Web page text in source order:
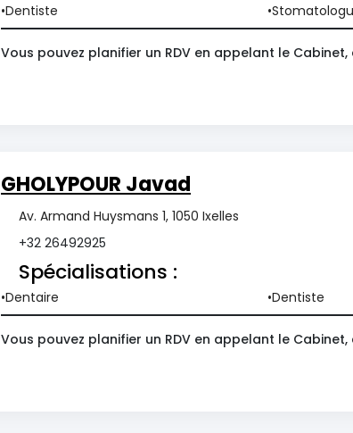
Dentiste
Vous pouvez planifier un RDV en appelant le Cabinet,
GHOLYPOUR Javad
Av. Armand Huysmans 1, 1050 Ixelles
+32 26492925
Spécialisations :
Dentaire Dentiste
Vous pouvez planifier un RDV en appelant le Cabinet,